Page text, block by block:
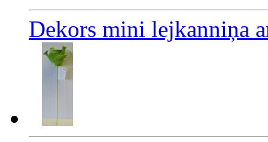
Dekors mini lejkanniņa